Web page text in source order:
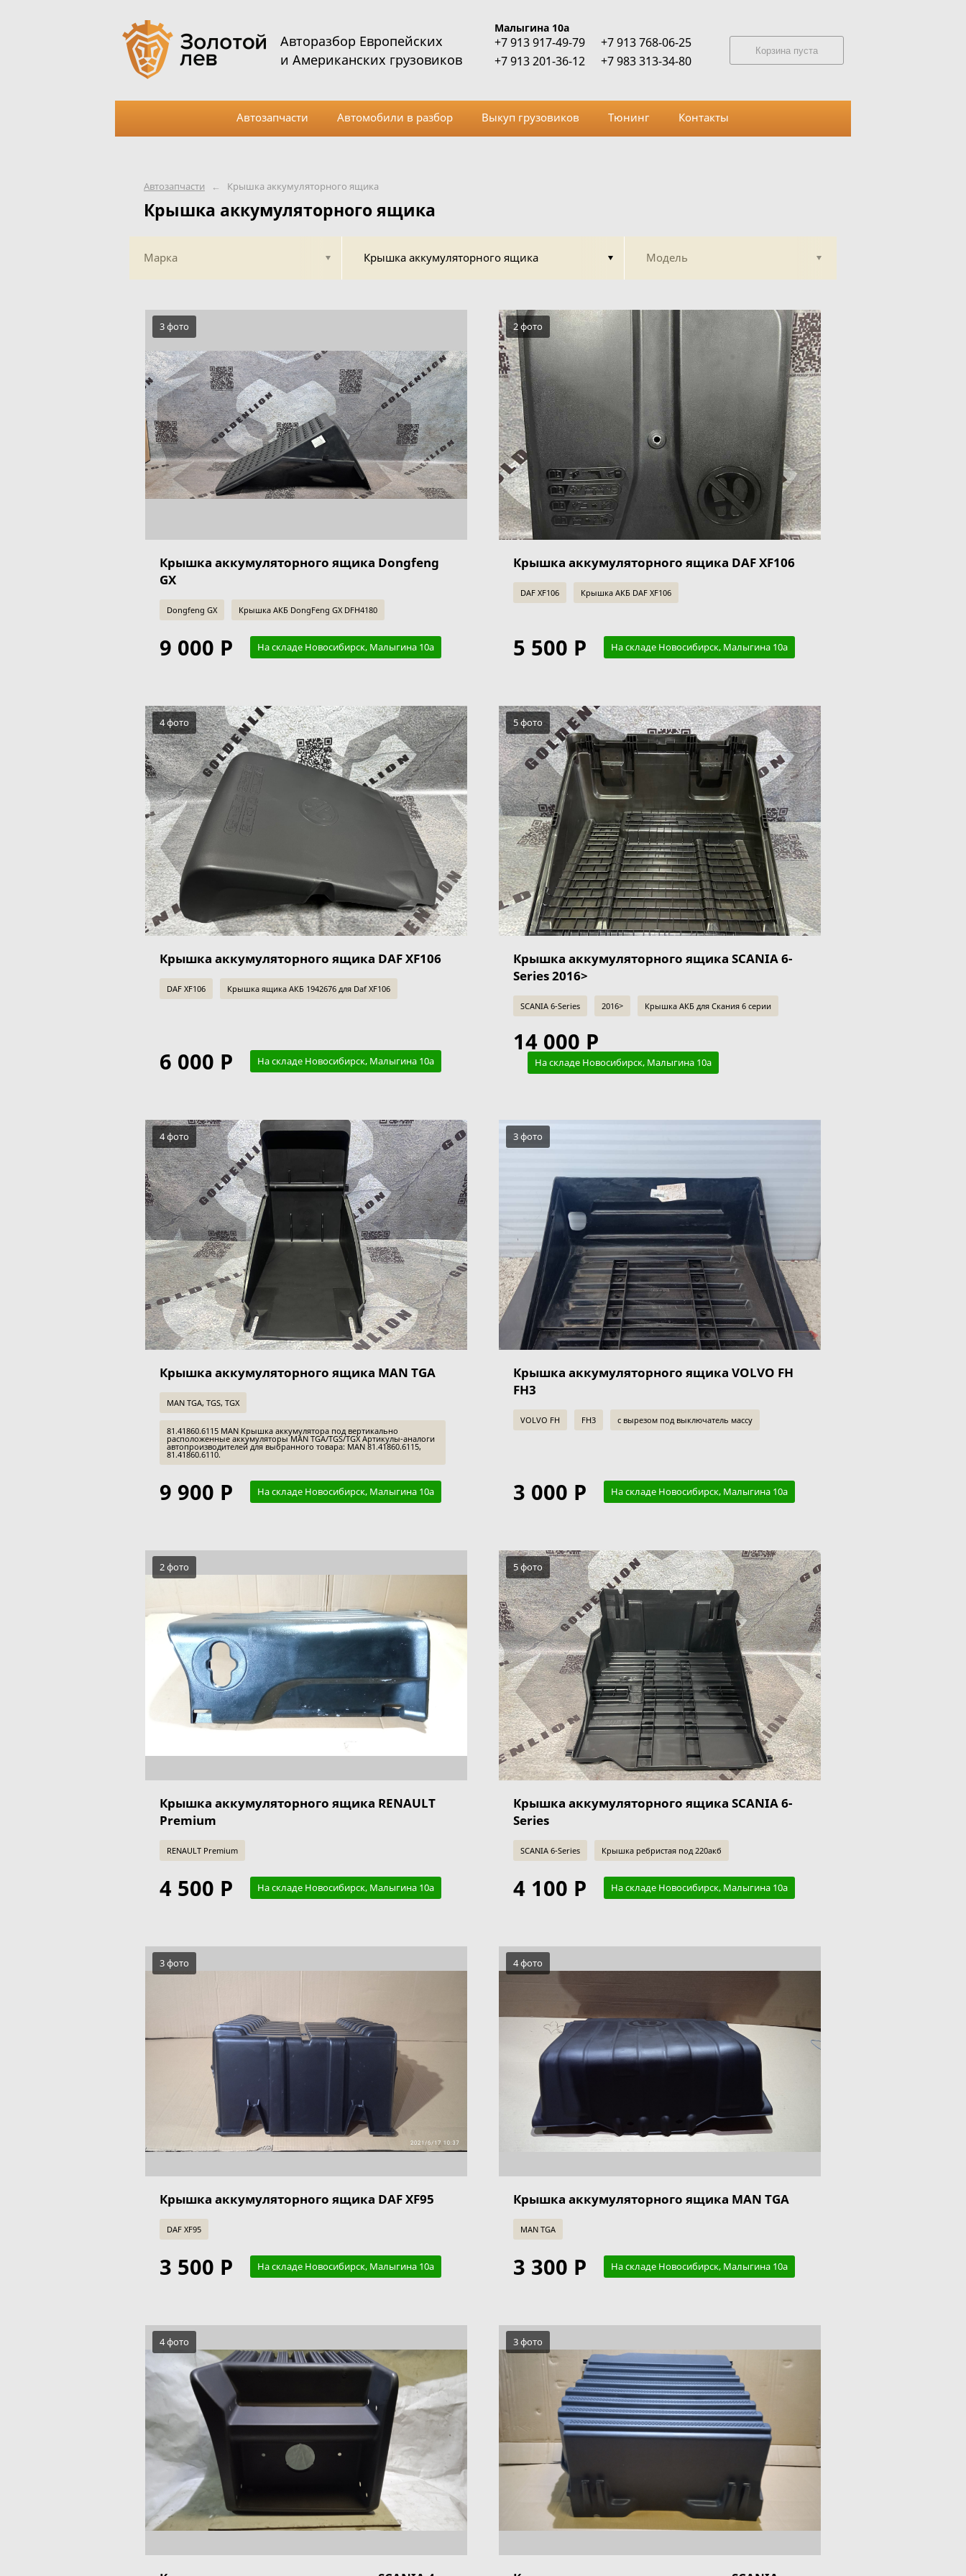
Автозапчасти ← Крышка аккумуляторного ящика
Крышка аккумуляторного ящика
Марка Крышка аккумуляторного ящика Модель
3 фото
Крышка аккумуляторного ящика Dongfeng
GX
Dongfeng GX Крышка АКБ DongFeng GX DFH4180
9 000 Р На складе Новосибирск, Малыгина 10а
2 фото
Крышка аккумуляторного ящика DAF XF106
DAF XF106 Крышка АКБ DAF XF106
5 500 Р На складе Новосибирск, Малыгина 10а
4 фото
Крышка аккумуляторного ящика DAF XF106
DAF XF106 Крышка ящика АКБ 1942676 для Daf XF106
6 000 Р На складе Новосибирск, Малыгина 10а
5 фото
Крышка аккумуляторного ящика SCANIA 6-
Series 2016>
SCANIA 6-Series 2016> Крышка АКБ для Скания 6 серии
14 000 Р
На складе Новосибирск, Малыгина 10а
4 фото
Крышка аккумуляторного ящика MAN TGA
MAN TGA, TGS, TGX
81.41860.6115 MAN Крышка аккумулятора под вертикально
расположенные аккумуляторы MAN TGA/TGS/TGX Артикулы-аналоги
автопроизводителей для выбранного товара: MAN 81.41860.6115,
81.41860.6110.
9 900 Р На складе Новосибирск, Малыгина 10а
3 фото
Крышка аккумуляторного ящика VOLVO FH
FH3
VOLVO FH FH3 с вырезом под выключатель массу
3 000 Р На складе Новосибирск, Малыгина 10а
2 фото
Крышка аккумуляторного ящика RENAULT
Premium
RENAULT Premium
4 500 Р На складе Новосибирск, Малыгина 10а
5 фото
Крышка аккумуляторного ящика SCANIA 6-
Series
SCANIA 6-Series Крышка ребристая под 220акб
4 100 Р На складе Новосибирск, Малыгина 10а
3 фото
Крышка аккумуляторного ящика DAF XF95
DAF XF95
3 500 Р На складе Новосибирск, Малыгина 10а
4 фото
Крышка аккумуляторного ящика MAN TGA
MAN TGA
3 300 Р На складе Новосибирск, Малыгина 10а
4 фото 3 фото
Авторазбор Европейских
и Американских грузовиков
Малыгина 10а
+7 913 917-49-79
+7 913 201-36-12
+7 913 768-06-25
+7 983 313-34-80
Корзина пуста
Автозапчасти Автомобили в разбор Выкуп грузовиков Тюнинг Контакты